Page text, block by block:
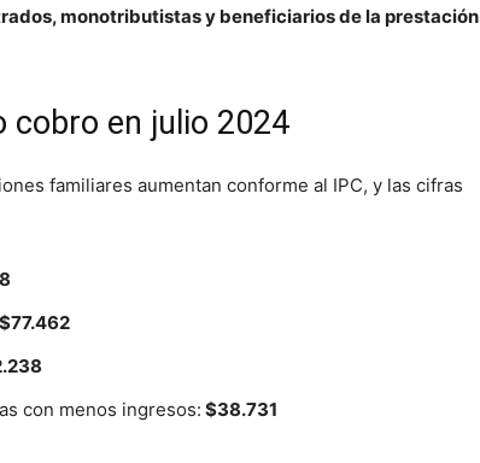
monotributistas y beneficiarios de la prestación
cobro en julio 2024
familiares aumentan conforme al IPC, y las cifras
$77.462
con menos ingresos: $38.731